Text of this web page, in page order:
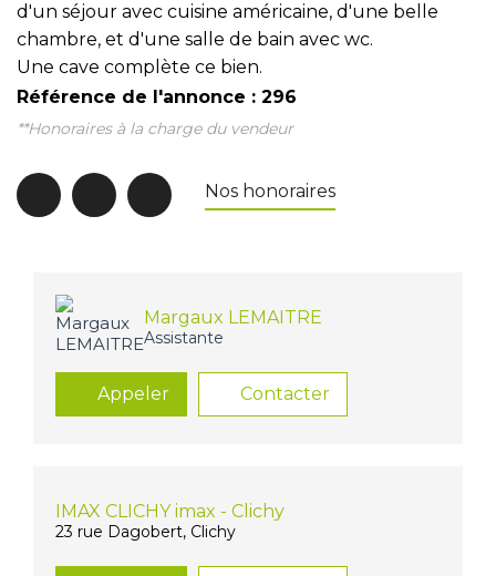
d'un séjour avec cuisine américaine, d'une belle
chambre, et d'une salle de bain avec wc.
Une cave complète ce bien.
Référence de l'annonce : 296
**Honoraires à la charge du vendeur
Nos honoraires
Margaux LEMAITRE
Assistante
Appeler Contacter
IMAX CLICHY imax - Clichy
23 rue Dagobert, Clichy